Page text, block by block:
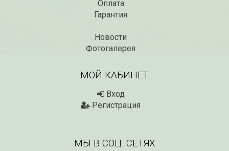
В первый день весны
Оплата
Гарантия
Новости
Фотогалерея
МОЙ КАБИНЕТ
Вход
Регистрация
МЫ В СОЦ. СЕТЯХ